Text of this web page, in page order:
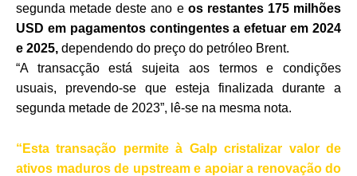
segunda metade deste ano e os restantes 175 milhões
USD em pagamentos contingentes a efetuar em 2024
e 2025, dependendo do preço do petróleo Brent.
“A transacção está sujeita aos termos e condições
usuais, prevendo-se que esteja finalizada durante a
segunda metade de 2023”, lê-se na mesma nota.
“Esta transação permite à Galp cristalizar valor de
ativos maduros de upstream e apoiar a renovação do